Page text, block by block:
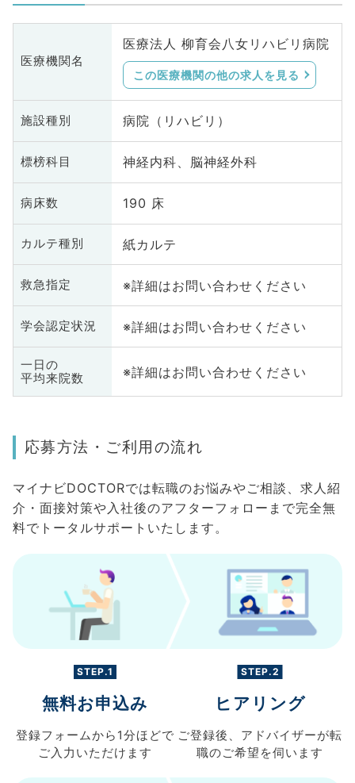
医療機関名
医療法人 柳育会八女リハビリ病院
この医療機関の他の求人を見る
施設種別 病院（リハビリ）
標榜科目 神経内科、脳神経外科
病床数 190 床
カルテ種別 紙カルテ
救急指定 ※詳細はお問い合わせください
学会認定状況 ※詳細はお問い合わせください
一日の
平均来院数
※詳細はお問い合わせください
応募方法・ご利用の流れ
マイナビDOCTORでは転職のお悩みやご相談、求人紹
介・面接対策や入社後のアフターフォローまで完全無
料でトータルサポートいたします。
STEP.1
無料お申込み
登録フォームから 1分ほどで
ご入力 いただけます
STEP.2
ヒアリング
ご登録後、 アドバイザーが転
職のご希望を伺います